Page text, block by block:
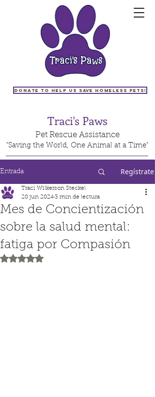
Pet Rescue Assistance
Traci's Paws
"Saving the World, One Animal at a Time"
Donate to help us save homeless pets!
Entrada Regístrate
Mes de Concientización
sobre la salud mental:
fatiga por Compasión
Traci Wilkerson Steckel
20 jun 20243 min de lectura
Obtuvo NaN de 5 estrellas.